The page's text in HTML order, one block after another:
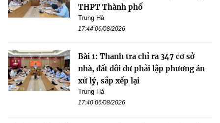
THPT Thành phố
Trung Hà
17:44 06/08/2026
Bài 1: Thanh tra chỉ ra 347 cơ sở
nhà, đất dôi dư phải lập phương án
xử lý, sắp xếp lại
Trung Hà
17:40 06/08/2026